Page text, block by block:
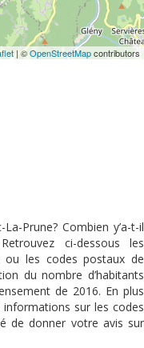
| ©OpenStreetMapcontributors
Prune? Combien y’a-t-il
ci-dessous les
les codes postaux de
du nombre d’habitants
de 2016. En plus
sur les codes
de donner votre avis sur